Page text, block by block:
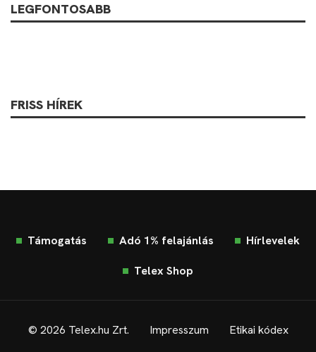
LEGFONTOSABB
FRISS HÍREK
Támogatás Adó 1% felajánlás Hírlevelek
Telex Shop
© 2026 Telex.hu Zrt. Impresszum Etikai kódex